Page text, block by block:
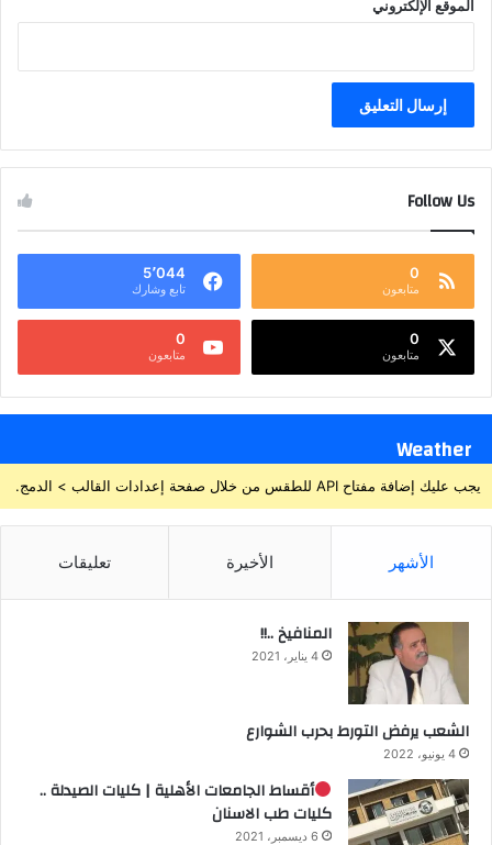
الموقع الإلكتروني
Follow Us
0
متابعون
5٬044
تابع وشارك
0
متابعون
0
متابعون
Weather
يجب عليك إضافة مفتاح API للطقس من خلال صفحة إعدادات القالب > الدمج.
الأشهر الأخيرة تعليقات
المنافيخ ..!!
4 يناير، 2021
الشعب يرفض التورط بحرب الشوارع
4 يونيو، 2022
أقساط الجامعات الأهلية | كليات الصيدلة ..
كليات طب الاسنان
6 ديسمبر، 2021